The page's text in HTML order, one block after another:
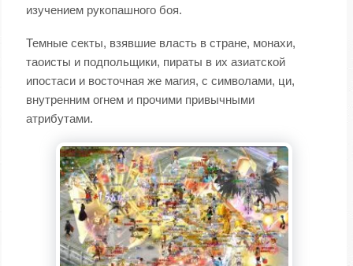
изучением рукопашного боя.
Темные секты, взявшие власть в стране, монахи,
таоисты и подпольщики, пираты в их азиатской
ипостаси и восточная же магия, с символами, ци,
внутренним огнем и прочими привычными
атрибутами.